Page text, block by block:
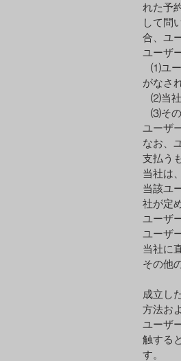
れた予
して問
合、ユ
ユーザ
⑴ユー
がなさ
⑵当社
⑶その
ユーザ
なお、
⽀払う
当社は
当該ユ
社が定
ユーザ
ユーザ
当社に
その他
成⽴し
⽅法お
ユーザ
触する
す。